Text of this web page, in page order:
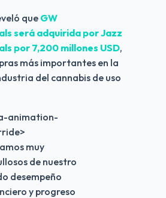
que GW
será adquirida por Jazz
por 7,200 millones USD,
más importantes en la
del cannabis de uso
animation-
muy
de nuestro
desempeño
y progreso